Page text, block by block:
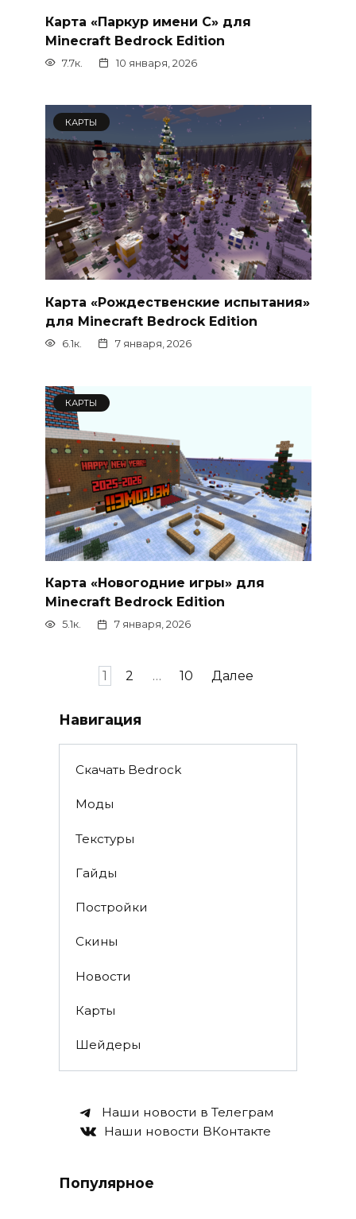
Карта «Паркур имени С» для
Minecraft Bedrock Edition
7.7к. 10 января, 2026
КАРТЫ
Карта «Рождественские испытания»
для Minecraft Bedrock Edition
6.1к. 7 января, 2026
КАРТЫ
Карта «Новогодние игры» для
Minecraft Bedrock Edition
5.1к. 7 января, 2026
1 2 … 10 Далее
Навигация
Скачать Bedrock
Моды
Текстуры
Гайды
Постройки
Скины
Новости
Карты
Шейдеры
Наши новости в Телеграм
Наши новости ВКонтакте
Популярное